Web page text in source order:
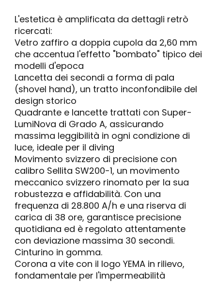
L'estetica è amplificata da dettagli retrò
ricercati:
Vetro zaffiro a doppia cupola da 2,60 mm
che accentua l'effetto "bombato" tipico dei
modelli d'epoca
Lancetta dei secondi a forma di pala
(shovel hand), un tratto inconfondibile del
design storico
Quadrante e lancette trattati con Super-
LumiNova di Grado A, assicurando
massima leggibilità in ogni condizione di
luce, ideale per il diving
Movimento svizzero di precisione con
calibro Sellita SW200-1, un movimento
meccanico svizzero rinomato per la sua
robustezza e affidabilità. Con una
frequenza di 28.800 A/h e una riserva di
carica di 38 ore, garantisce precisione
quotidiana ed è regolato attentamente
con deviazione massima 30 secondi.
Cinturino in gomma.
Corona a vite con il logo YEMA in rilievo,
fondamentale per l'impermeabilità